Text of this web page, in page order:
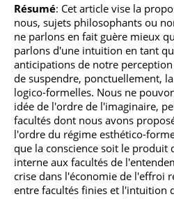
Résumé: Cet article vise la
nous, sujets philosophants ou
ne parlons en fait guère mieux
parlons d'une intuition en tant
anticipations de notre
de suspendre, ponctuellement,
logico-formelles. Nous ne
idée de l'ordre de l'imaginaire,
facultés dont nous avons
l'ordre du régime esthético-
que la conscience soit le produit
interne aux facultés de
crise dans l'économie de l'effroi
entre facultés finies et l'intuition